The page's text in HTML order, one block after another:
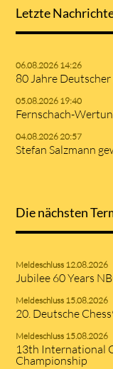
Letzte
06.08.2026 14:26
80 Jahre Deutscher
05.08.2026 19:40
Fernschach-
04.08.2026 20:57
Stefan Salzmann
Die nächsten
Meldeschluss 12.08.2026
Jubilee 60 Years
Meldeschluss 15.08.2026
20. Deutsche
Meldeschluss 15.08.2026
13th International
Championship